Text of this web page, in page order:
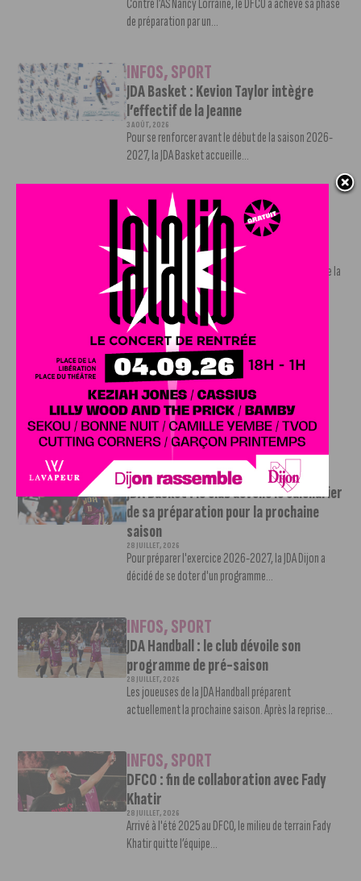
de préparation par un...
INFOS,SPORT
JDA Basket : Kevion Taylor intègre
l’effectif de la Jeanne
3 AOÛT, 2026
Pour se renforcer avant le début de la saison 2026-
2027, la JDA Basket accueille...
INFOS ,SPORT
Gevrey-Chambertin s’anime avec le
Tour de France Femmes
30 JUILLET, 2026
La ville de Gevrey-Chambertin accueille le départ de la
quatrième étape du Tour de...
INFOS,SPORT
Brayan Djadja finalement prêté au FC
Istres
28 JUILLET, 2026
À la suite de la rétrogradation des Girondins de
Bordeaux en Régional 1, Brayan...
INFOS,SPORT
JDA Basket : le club dévoile le calendrier
de sa préparation pour la prochaine
saison
28 JUILLET, 2026
Pour préparer l'exercice 2026-2027, la JDA Dijon a
décidé de se doter d'un programme...
INFOS,SPORT
JDA Handball : le club dévoile son
programme de pré-saison
28 JUILLET, 2026
Les joueuses de la JDA Handball préparent
actuellement la prochaine saison. Après la reprise...
INFOS,SPORT
DFCO : fin de collaboration avec Fady
Khatir
28 JUILLET, 2026
Arrivé à l'été 2025 au DFCO, le milieu de terrain Fady
Khatir quitte l’équipe...